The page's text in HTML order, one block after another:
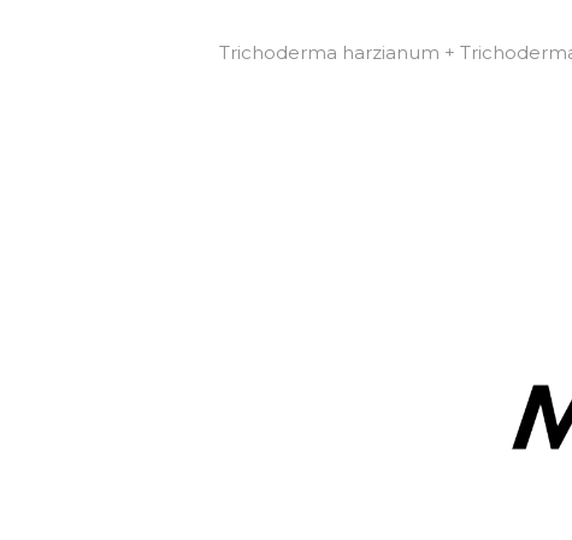
Trichoderma harzianum +